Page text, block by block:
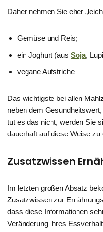
Daher nehmen Sie eher
Gemüse und Reis;
ein Joghurt (aus Soja,
vegane Aufstriche
Das wichtigste bei allen
neben dem
tut es das nicht, werden Sie
dauerhaft auf diese Weise zu
Zusatzwissen
Im letzten großen Absatz
Zusatzwissen zur
dass diese Informationen
Veränderung Ihres